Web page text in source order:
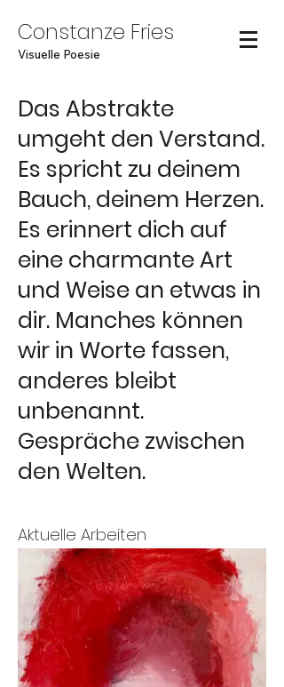
Visuelle Poesie
Constanze Fries
Das Abstrakte
umgeht den Verstand.
Es spricht zu deinem
Bauch, deinem Herzen.
Es erinnert dich auf
eine charmante Art
und Weise an etwas in
dir. Manches können
wir in Worte fassen,
anderes bleibt
unbenannt.
Gespräche zwischen
den Welten.
Aktuelle Arbeiten